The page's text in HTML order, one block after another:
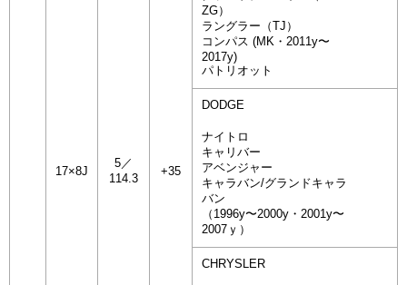
17×8J
5／
114.3
+35
ZG）
ラングラー（TJ）
コンパス (MK・2011y〜
2017y)
パトリオット
DODGE
ナイトロ
キャリバー
アベンジャー
キャラバン/グランドキャラ
バン
（1996y〜2000y・2001y〜
2007ｙ）
CHRYSLER